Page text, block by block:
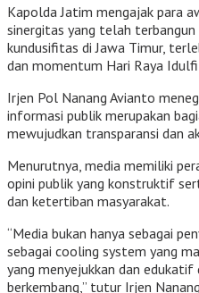
Kapolda Jatim mengajak para
sinergitas yang telah
kundusifitas di Jawa Timur,
dan momentum Hari Raya
Irjen Pol Nanang Avianto
informasi publik merupakan
mewujudkan transparansi dan
Menurutnya, media memiliki
opini publik yang konstruktif
dan ketertiban masyarakat.
“Media bukan hanya sebagai
sebagai cooling system yang
yang menyejukkan dan
berkembang,” tutur Irjen